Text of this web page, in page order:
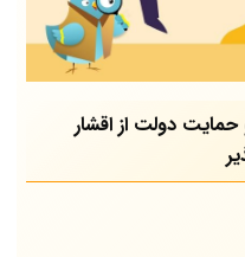
دولت از اقشار